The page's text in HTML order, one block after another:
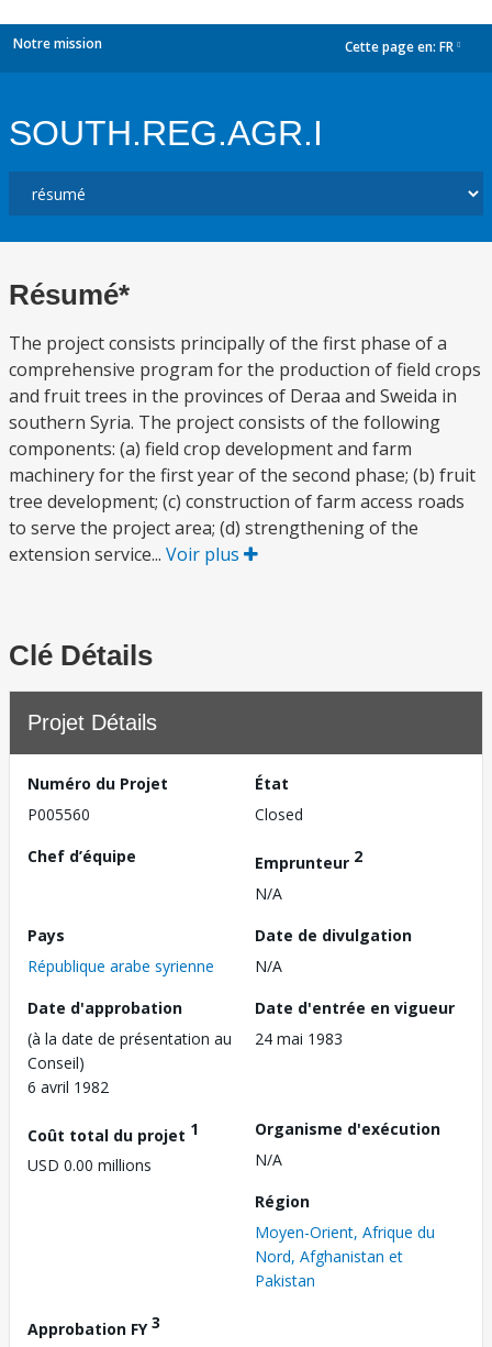
Notre mission Cette page en: FR
SOUTH.REG.AGR.I
Résumé*
The project consists principally of the first phase of a
comprehensive program for the production of field crops
and fruit trees in the provinces of Deraa and Sweida in
southern Syria. The project consists of the following
components: (a) field crop development and farm
machinery for the first year of the second phase; (b) fruit
tree development; (c) construction of farm access roads
to serve the project area; (d) strengthening of the
extension service... Voir plus
Clé Détails
Projet Détails
Numéro du Projet
P005560
État
Closed
Chef d’équipe
Emprunteur 2
N/A
Pays
République arabe syrienne
Date de divulgation
N/A
Date d'approbation
(à la date de présentation au
Conseil)
6 avril 1982
Date d'entrée en vigueur
24 mai 1983
Coût total du projet 1
USD 0.00 millions
Organisme d'exécution
N/A
Région
Moyen-Orient, Afrique du
Nord, Afghanistan et
Pakistan
Approbation FY3